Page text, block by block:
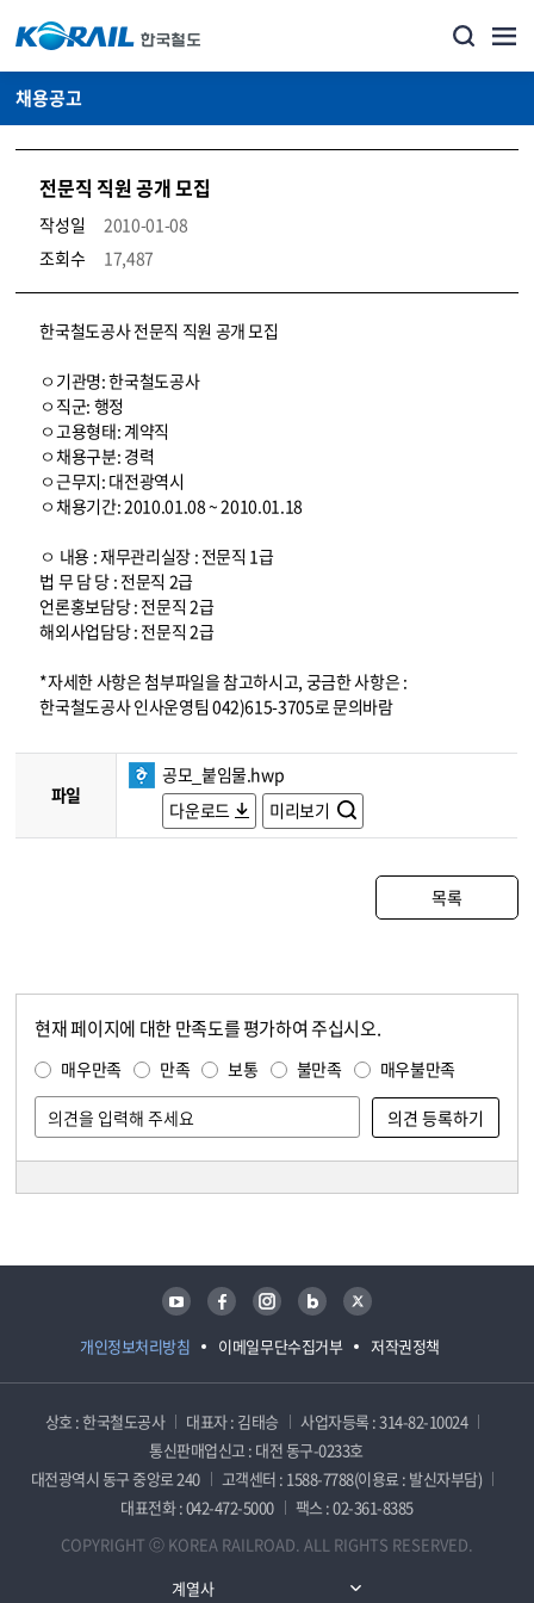
채용공고
전문직 직원 공개 모집
작성일
2010-01-08
조회수
17,487
코레일소개_경영공시_채용공고 상세보기 – 내용, 파일, 담당자 연락처로 구성
한국철도공사 전문직 직원 공개 모집
ㅇ기관명: 한국철도공사
ㅇ직군: 행정
ㅇ고용형태: 계약직
ㅇ채용구분: 경력
ㅇ근무지: 대전광역시
ㅇ채용기간: 2010.01.08 ~ 2010.01.18
ㅇ 내용 : 재무관리실장 : 전문직 1급
법 무 담 당 : 전문직 2급
언론홍보담당 : 전문직 2급
해외사업담당 : 전문직 2급
*자세한 사항은 첨부파일을 참고하시고, 궁금한 사항은 :
한국철도공사 인사운영팀 042)615-3705로 문의바람
파일
공모_붙임물.hwp
다운로드
미리보기
목록
현재 페이지에 대한 만족도를 평가하여 주십시오.
매우만족 만족 보통 불만족 매우불만족
개인정보처리방침 이메일무단수집거부 저작권정책
유튜브 페이스북 인스타그램 블로그 트위터
상호 : 한국철도공사 대표자 : 김태승
사업자등록 : 314-82-10024
통신판매업신고 : 대전 동구-0233호
대전광역시 동구 중앙로 240
고객센터 : 1588-7788(이용료 : 발신자부담)
대표전화 : 042-472-5000
팩스 : 02-361-8385
COPYRIGHT ⓒ KOREA RAILROAD. ALL RIGHTS RESERVED.
계열사